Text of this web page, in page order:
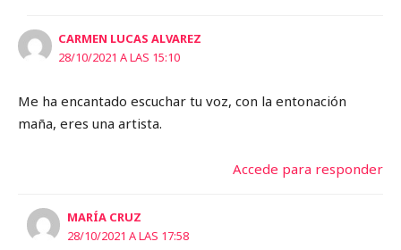
CARMEN LUCAS ALVAREZ
28/10/2021 A LAS 15:10
Me ha encantado escuchar tu voz, con la entonación
maña, eres una artista.
Accede para responder
MARÍA CRUZ
28/10/2021 A LAS 17:58